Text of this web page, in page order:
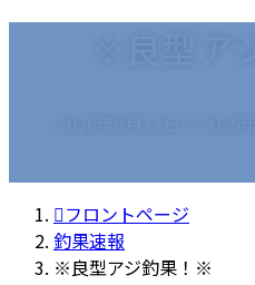
新
:
フロントページ
釣果速報
※良型アジ釣果！※